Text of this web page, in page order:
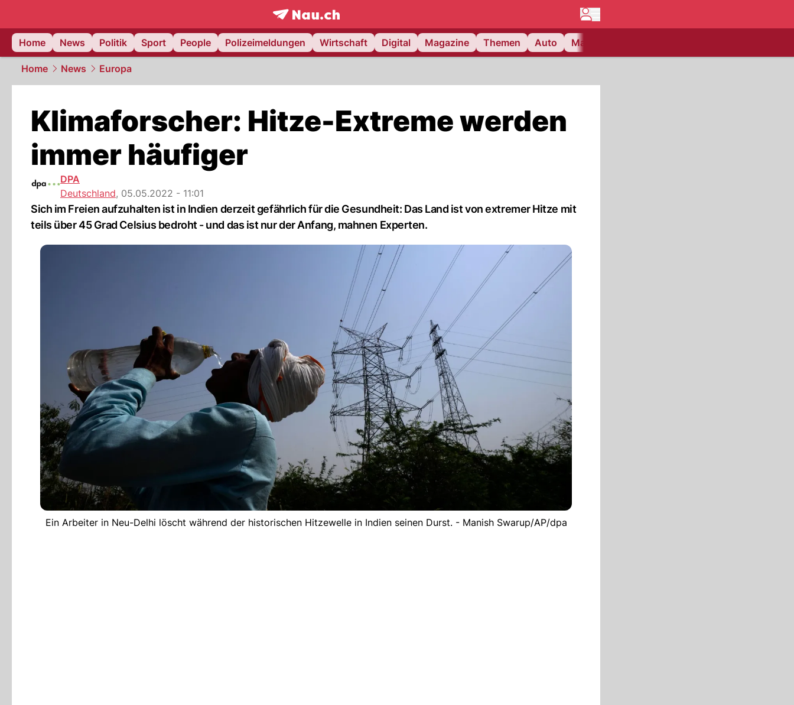
frontpage.NAU.ch
Home
News Politik Sport People Polizeimeldungen Wirtschaft Digital Magazine Themen Auto Matchcenter
Home News Europa
Klimaforscher: Hitze-Extreme werden
immer häufiger
DPA
Deutschland, 05.05.2022 - 11:01
Sich im Freien aufzuhalten ist in Indien derzeit gefährlich für die Gesundheit: Das Land ist von extremer Hitze mit
teils über 45 Grad Celsius bedroht - und das ist nur der Anfang, mahnen Experten.
Ein Arbeiter in Neu-Delhi löscht während der historischen Hitzewelle in Indien seinen Durst. - Manish Swarup/AP/dpa